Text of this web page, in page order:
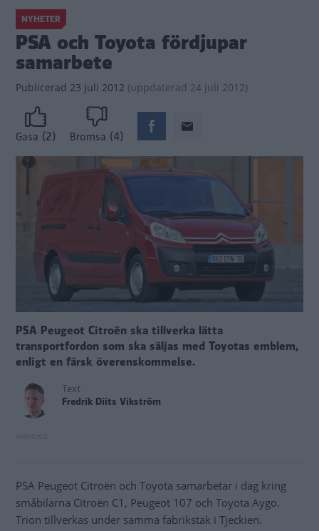
NYHETER
PSA och Toyota fördjupar
samarbete
Publicerad 23 juli 2012 (uppdaterad 24 juli 2012)
Gasa (2) Bromsa (4)
PSA Peugeot Citroën ska tillverka lätta
transportfordon som ska säljas med Toyotas emblem,
enligt en färsk överenskommelse.
Text
Fredrik Diits Vikström
PSA Peugeot Citroën och Toyota samarbetar i dag kring
småbilarna Citroën C1, Peugeot 107 och Toyota Aygo.
Trion tillverkas under samma fabrikstak i Tjeckien.